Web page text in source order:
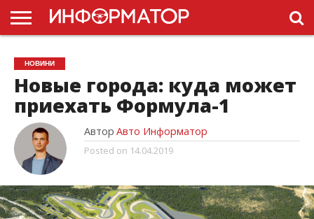
ГОЛОВНА
НОВИНИ
ПДР
УКРАЇНИ
РЕКЛАМА
ПРОЕКТЫ
НОВИНИ
Новые города: куда может
приехать Формула-1
Автор Авто Информатор
Posted on 14.04.2019